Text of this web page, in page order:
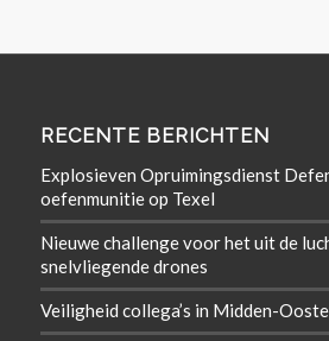
RECENTE BERICHTEN
Explosieven Opruimingsdienst
oefenmunitie op Texel
Nieuwe challenge voor het uit de
snelvliegende drones
Veiligheid collega’s in Midden-